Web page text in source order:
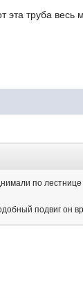
труба весь
по лестнице
подвиг он